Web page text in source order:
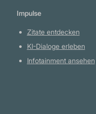
Impulse
Zitate entdecken
KI-Dialoge erleben
Infotainment ansehen